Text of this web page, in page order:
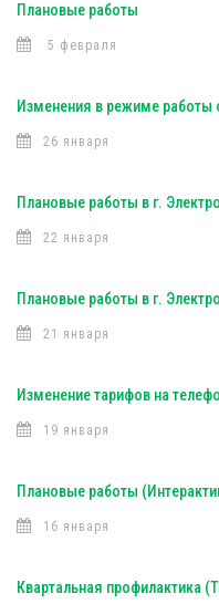
Плановые работы
5 февраля
Изменения в режиме работы
26 января
Плановые работы в г.
22 января
Плановые работы в г.
21 января
Изменение тарифов на
19 января
Плановые работы
16 января
Квартальная профилактика